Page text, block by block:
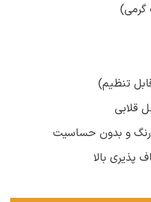
رنگ و بدون حساسیت
پذیری بالا